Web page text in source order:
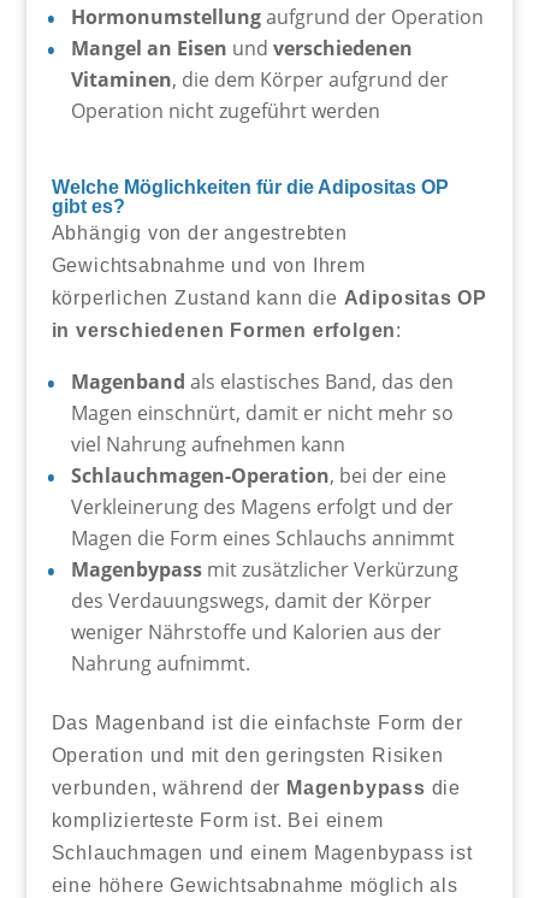
Hormonumstellungaufgrund der Operation
Mangel an Eisen und verschiedenen
Vitaminen, die dem Körper aufgrund der
Operation nicht zugeführt werden
Welche Möglichkeiten für die Adipositas OP
gibt es?
Abhängig von der angestrebten
Gewichtsabnahme und von Ihrem
körperlichen Zustand kann die Adipositas OP
in verschiedenen Formen erfolgen:
Magenband als elastisches Band, das den
Magen einschnürt, damit er nicht mehr so
viel Nahrung aufnehmen kann
Schlauchmagen-Operation, bei der eine
Verkleinerung des Magens erfolgt und der
Magen die Form eines Schlauchs annimmt
Magenbypassmit zusätzlicher Verkürzung
des Verdauungswegs, damit der Körper
weniger Nährstoffe und Kalorien aus der
Nahrung aufnimmt.
Das Magenband ist die einfachste Form der
Operation und mit den geringsten Risiken
verbunden, während der Magenbypass die
komplizierteste Form ist. Bei einem
Schlauchmagen und einem Magenbypass ist
eine höhere Gewichtsabnahme möglich als